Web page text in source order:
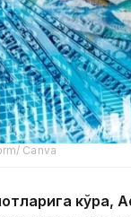
Canva
кўра,